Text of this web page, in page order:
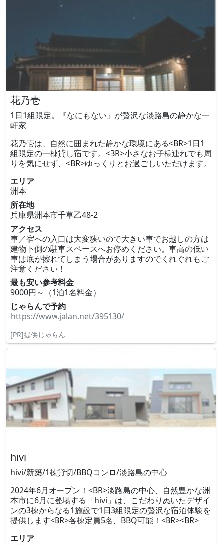
花乃壱
1日1組限定。『なにもない』が贅沢な淡路島の静かな一
軒家
花乃壱は、自然に囲まれた静かな環境にある<BR>1日1
組限定の一棟貸し宿です。<BR>小さなお子様連れでも周
りを気にせず、<BR>ゆっくりとお過ごしいただけます。
エリア
洲本
所在地
兵庫県洲本市千草乙48‐2
アクセス
車／宿への入口は大変狭いので大きい車でお越しの方は
建物下側の駐車スペースへお停めください。車高の低い
車は底が擦れてしまう場合がありますのでくれぐれもご
注意ください！
最も安い参考料金
9000円～（1泊1名料金）
じゃらんで予約
https://www.jalan.net/395130/
[PR]提供じゃらん
hivi
hivi/新築/1棟貸切/BBQコンロ/淡路島の中心
2024年6月オープン！<BR>淡路島の中心、自然豊かな洲
本市に6月に登場する「hivi」は、こだわりぬいたデザイ
ンの3棟からなる1施設で1日3組限定の贅沢な宿泊体験を
提供します<BR>各棟定員5名、BBQ可能！<BR><BR>
エリア